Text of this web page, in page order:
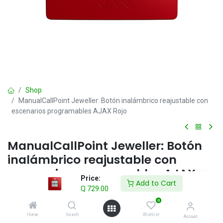
Price:
Q 729.00
Add to Cart
Home Search
0
Wishlist Account
Shop
ManualCallPoint Jeweller: Botón inalámbrico reajustable con
escenarios programables AJAX Rojo
ManualCallPoint Jeweller: Botón
inalámbrico reajustable con
escenarios programables AJAX
729.00 IVA incluido